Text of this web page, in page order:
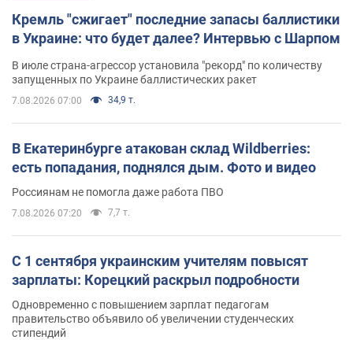
Кремль "сжигает" последние запасы баллистики
в Украине: что будет далее? Интервью с Шарпом
В июле страна-агрессор установила "рекорд" по количеству
запущенных по Украине баллистических ракет
7.08.2026 07:00 34,9 т.
В Екатеринбурге атакован склад Wildberries:
есть попадания, поднялся дым. Фото и видео
Россиянам не помогла даже работа ПВО
7.08.2026 07:20 7,7 т.
С 1 сентября украинским учителям повысят
зарплаты: Корецкий раскрыл подробности
Одновременно с повышением зарплат педагогам
правительство объявило об увеличении студенческих
стипендий